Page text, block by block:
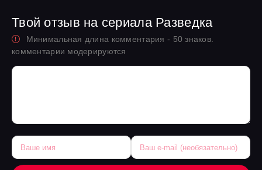
Твой отзыв на сериала Разведка
Минимальная длина комментария - 50 знаков.
комментарии модерируются